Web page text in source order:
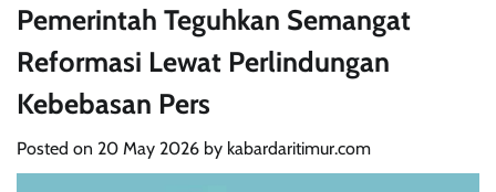
Pemerintah Teguhkan Semangat
Reformasi Lewat Perlindungan
Kebebasan Pers
Posted on 20 May 2026 by kabardaritimur.com